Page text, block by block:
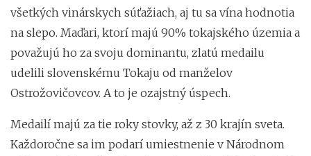
všetkých vinárskych súťažiach, aj tu sa vína hodnotia
na slepo. Maďari, ktorí majú 90% tokajského územia a
považujú ho za svoju dominantu, zlatú medailu
udelili slovenskému Tokaju od manželov
Ostrožovičovcov. A to je ozajstný úspech.
Medailí majú za tie roky stovky, až z 30 krajín sveta.
Každoročne sa im podarí umiestnenie v Národnom